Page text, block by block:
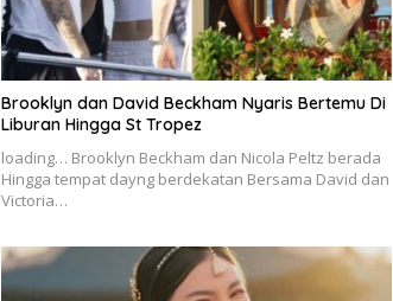
Brooklyn dan David Beckham Nyaris Bertemu Di
Liburan Hingga St Tropez
loading… Brooklyn Beckham dan Nicola Peltz berada
Hingga tempat dayng berdekatan Bersama David dan
Victoria…